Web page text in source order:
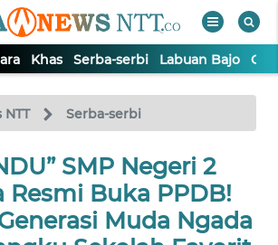
Khas Serba-serbi Labuan Bajo
Serba-serbi
SMP Negeri 2
Resmi Buka PPDB!
Muda Ngada